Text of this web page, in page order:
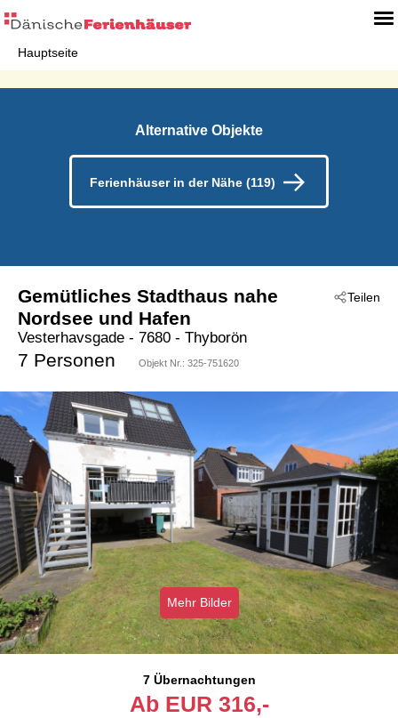
Hauptseite
Alternative Objekte
Ferienhäuser in der Nähe (119)
Teilen
Gemütliches Stadthaus nahe
Nordsee und Hafen
Vesterhavsgade - 7680 - Thyborön
7 Personen Objekt Nr.: 325-751620
Mehr Bilder
7 Übernachtungen
Ab EUR 316,-